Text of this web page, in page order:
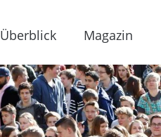
Überblick Magazin